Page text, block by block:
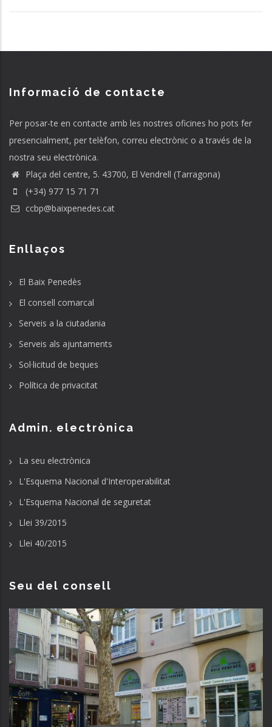
Informació de contacte
Per posar-te en contacte amb les nostres oficines ho pots fer
presencialment, per telèfon, correu electrònic o a través de la
nostra seu electrònica.
Plaça del centre, 5. 43700, El Vendrell (Tarragona)
(+34) 977 15 71 71
ccbp@baixpenedes.cat
Enllaços
El Baix Penedès
El consell comarcal
Serveis a la ciutadania
Serveis als ajuntaments
Sol·licitud de beques
Política de privacitat
Admin. electrònica
La seu electrònica
L'Esquema Nacional d'Interoperabilitat
L'Esquema Nacional de seguretat
Llei 39/2015
Llei 40/2015
Seu del consell